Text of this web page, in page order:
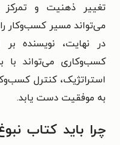
تغییر ذهنیت و تمرکز
می‌تواند مسیر کسب‌وکار
در نهایت، نویسنده
کسب‌وکاری می‌تواند با
استراتژیک، کنترل
به موفقیت دست یابد.
چرا باید کتاب